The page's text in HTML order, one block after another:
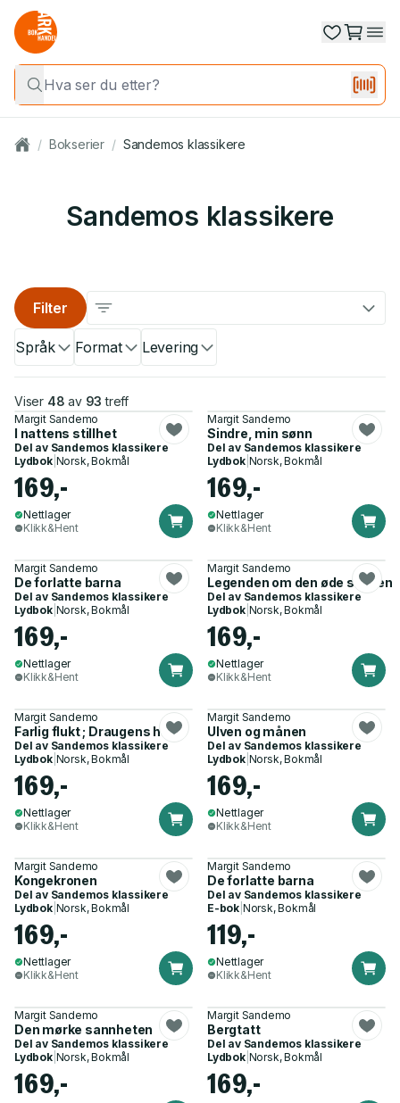
/ Bokserier / Sandemos klassikere
Sandemos klassikere
Språk Format Levering
Filter
Viser 48 av 93 treff
Margit Sandemo
I nattens stillhet
Del av Sandemos klassikere
Lydbok| Norsk, Bokmål
169,-
Nettlager
Klikk&Hent
Margit Sandemo
Sindre, min sønn
Del av Sandemos klassikere
Lydbok| Norsk, Bokmål
169,-
Nettlager
Klikk&Hent
Margit Sandemo
De forlatte barna
Del av Sandemos klassikere
Lydbok| Norsk, Bokmål
169,-
Nettlager
Klikk&Hent
Margit Sandemo
Legenden om den øde skogen
Del av Sandemos klassikere
Lydbok| Norsk, Bokmål
169,-
Nettlager
Klikk&Hent
Margit Sandemo
Farlig flukt ; Draugens hånd
Del av Sandemos klassikere
Lydbok| Norsk, Bokmål
169,-
Nettlager
Klikk&Hent
Margit Sandemo
Ulven og månen
Del av Sandemos klassikere
Lydbok| Norsk, Bokmål
169,-
Nettlager
Klikk&Hent
Margit Sandemo
Kongekronen
Del av Sandemos klassikere
Lydbok| Norsk, Bokmål
169,-
Nettlager
Klikk&Hent
Margit Sandemo
De forlatte barna
Del av Sandemos klassikere
E-bok Norsk, Bokmål
119,-
Nettlager
Klikk&Hent
Margit Sandemo
Den mørke sannheten
Del av Sandemos klassikere
Lydbok| Norsk, Bokmål
169,-
Margit Sandemo
Bergtatt
Del av Sandemos klassikere
Lydbok| Norsk, Bokmål
169,-